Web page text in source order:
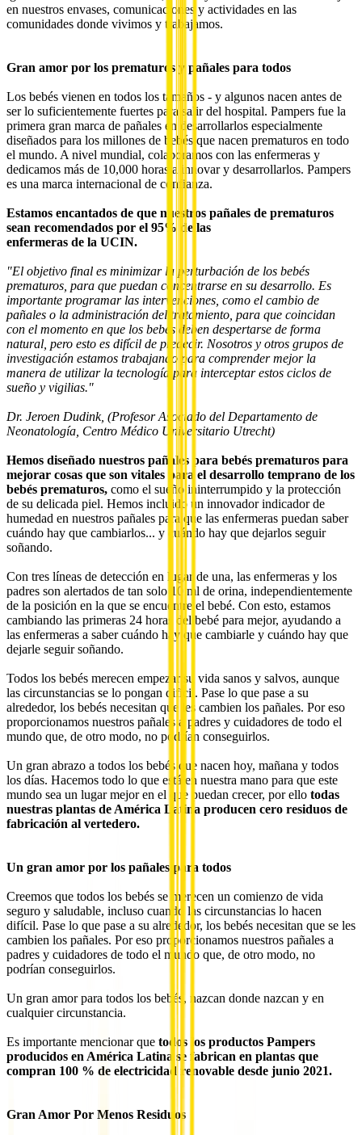
en nuestros envases, comunicaciones y actividades en las
comunidades donde vivimos y trabajamos.
Gran amor por los prematuros y pañales para todos
Los bebés vienen en todos los tamaños - y algunos nacen antes de
ser lo suficientemente fuertes para salir del hospital. Pampers fue la
primera gran marca de pañales en desarrollarlos especialmente
diseñados para los millones de bebés que nacen prematuros en todo
el mundo. A nivel mundial, colaboramos con las enfermeras y
dedicamos más de 10,000 horas a innovar y desarrollarlos. Pampers
es una marca internacional de confianza.
Estamos encantados de que nuestros pañales de prematuros
sean recomendados por el 95% de las
enfermeras de la UCIN.
"El objetivo final es minimizar la perturbación de los bebés
prematuros, para que puedan concentrarse en su desarrollo. Es
importante programar las intervenciones, como el cambio de
pañales o la administración del tratamiento, para que coincidan
con el momento en que los bebés deben despertarse de forma
natural, pero esto es difícil de predecir. Nosotros y otros grupos de
investigación estamos trabajando para comprender mejor la
manera de utilizar la tecnología para interceptar estos ciclos de
sueño y vigilias."
Dr. Jeroen Dudink, (Profesor Asociado del Departamento de
Neonatología, Centro Médico Universitario Utrecht)
Hemos diseñado nuestros pañales para bebés prematuros para
mejorar cosas que son vitales para el desarrollo temprano de los
bebés prematuros, como el sueño ininterrumpido y la protección
de su delicada piel. Hemos incluido un innovador indicador de
humedad en nuestros pañales para que las enfermeras puedan saber
cuándo hay que cambiarlos... y cuándo hay que dejarlos seguir
soñando.
Con tres líneas de detección en lugar de una, las enfermeras y los
padres son alertados de tan solo 10 ml de orina, independientemente
de la posición en la que se encuentre el bebé. Con esto, estamos
cambiando las primeras 24 horas del bebé para mejor, ayudando a
las enfermeras a saber cuándo hay que cambiarle y cuándo hay que
dejarle seguir soñando.
Todos los bebés merecen empezar su vida sanos y salvos, aunque
las circunstancias se lo pongan difícil. Pase lo que pase a su
alrededor, los bebés necesitan que les cambien los pañales. Por eso
proporcionamos nuestros pañales a padres y cuidadores de todo el
mundo que, de otro modo, no podrían conseguirlos.
Un gran abrazo a todos los bebés que nacen hoy, mañana y todos
los días. Hacemos todo lo que está en nuestra mano para que este
mundo sea un lugar mejor en el que puedan crecer, por ello todas
nuestras plantas de América Latina producen cero residuos de
fabricación al vertedero.
Un gran amor por los pañales para todos
Creemos que todos los bebés se merecen un comienzo de vida
seguro y saludable, incluso cuando las circunstancias lo hacen
difícil. Pase lo que pase a su alrededor, los bebés necesitan que se les
cambien los pañales. Por eso proporcionamos nuestros pañales a
padres y cuidadores de todo el mundo que, de otro modo, no
podrían conseguirlos.
Un gran amor para todos los bebés, nazcan donde nazcan y en
cualquier circunstancia.
Es importante mencionar que todos los productos Pampers
producidos en América Latina se fabrican en plantas que
compran 100 % de electricidad renovable desde junio 2021.
Gran Amor Por Menos Residuos